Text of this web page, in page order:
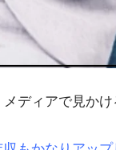
ディアで見かけ